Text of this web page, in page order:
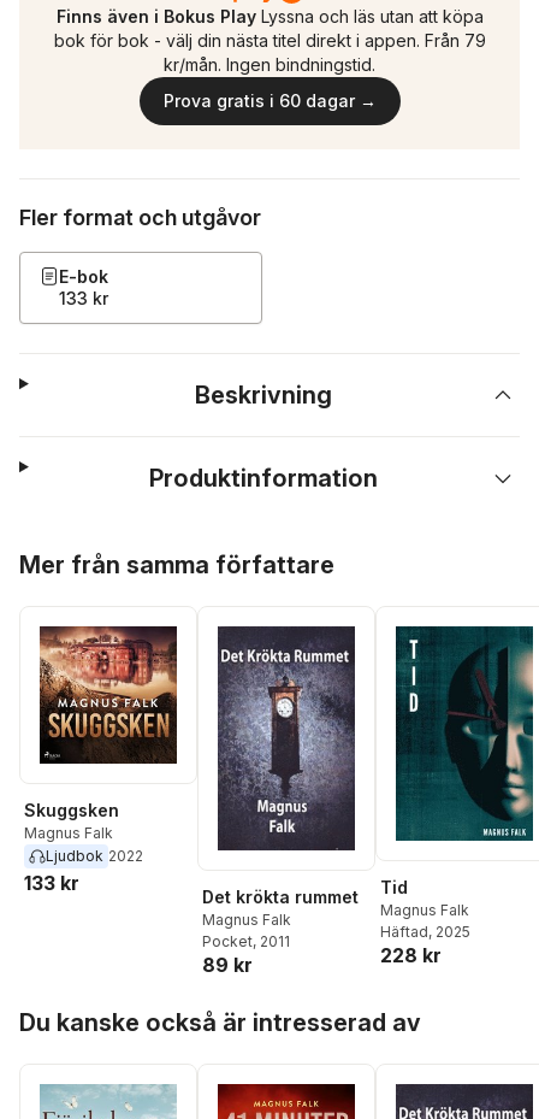
Finns även i Bokus Play Lyssna och läs utan att köpa
bok för bok - välj din nästa titel direkt i appen. Från 79
kr/mån. Ingen bindningstid.
Prova gratis i 60 dagar →
Fler format och utgåvor
E-bok
133 kr
Beskrivning
Produktinformation
Mer från samma författare
Skuggsken
Magnus Falk
Ljudbok 2022
133 kr
Det krökta rummet
Magnus Falk
Pocket, 2011
89 kr
Tid
Magnus Falk
Häftad, 2025
228 kr
Du kanske också är intresserad av